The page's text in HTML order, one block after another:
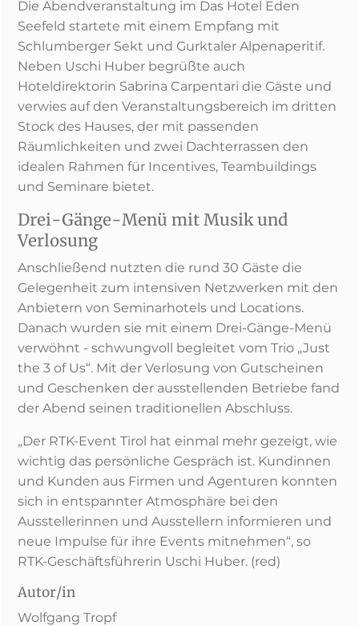
Die Abendveranstaltung im Das Hotel Eden
Seefeld startete mit einem Empfang mit
Schlumberger Sekt und Gurktaler Alpenaperitif.
Neben Uschi Huber begrüßte auch
Hoteldirektorin Sabrina Carpentari die Gäste und
verwies auf den Veranstaltungsbereich im dritten
Stock des Hauses, der mit passenden
Räumlichkeiten und zwei Dachterrassen den
idealen Rahmen für Incentives, Teambuildings
und Seminare bietet.
Drei-Gänge-Menü mit Musik und
Verlosung
Anschließend nutzten die rund 30 Gäste die
Gelegenheit zum intensiven Netzwerken mit den
Anbietern von Seminarhotels und Locations.
Danach wurden sie mit einem Drei-Gänge-Menü
verwöhnt - schwungvoll begleitet vom Trio „Just
the 3 of Us“. Mit der Verlosung von Gutscheinen
und Geschenken der ausstellenden Betriebe fand
der Abend seinen traditionellen Abschluss.
„Der RTK-Event Tirol hat einmal mehr gezeigt, wie
wichtig das persönliche Gespräch ist. Kundinnen
und Kunden aus Firmen und Agenturen konnten
sich in entspannter Atmosphäre bei den
Ausstellerinnen und Ausstellern informieren und
neue Impulse für ihre Events mitnehmen“, so
RTK-Geschäftsführerin Uschi Huber. (red)
Autor/in
Wolfgang Tropf